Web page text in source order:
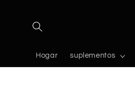
al contenido
Hogar suplementos